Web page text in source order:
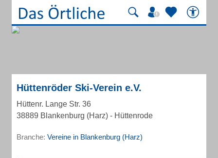
Hüttenröder Ski-Verein e.V.
Hüttenr. Lange Str. 36
38889 Blankenburg (Harz) - Hüttenrode
Branche: Vereine in Blankenburg (Harz)